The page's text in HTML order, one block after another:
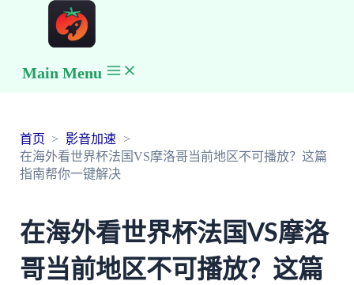
Main Menu
首页
影音加速
在海外看世界杯法国VS摩洛哥当前地区不可播放？这篇
指南帮你一键解决
在海外看世界杯法国VS摩洛
哥当前地区不可播放？这篇